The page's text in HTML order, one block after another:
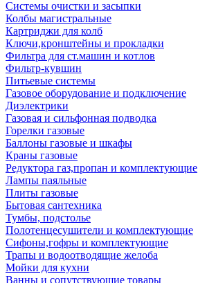
Системы очистки и засыпки
Колбы магистральные
Картриджи для колб
Ключи,кронштейны и прокладки
Фильтра для ст.машин и котлов
Фильтр-кувшин
Питьевые системы
Газовое оборудование и подключение
Диэлектрики
Газовая и сильфонная подводка
Горелки газовые
Баллоны газовые и шкафы
Краны газовые
Редуктора газ,пропан и комплектующие
Лампы паяльные
Плиты газовые
Бытовая сантехника
Тумбы, подстолье
Полотенцесушители и комплектующие
Сифоны,гофры и комплектующие
Трапы и водоотводящие желоба
Мойки для кухни
Ванны и сопутствующие товары